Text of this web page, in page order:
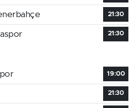
21:30
21:30
19:00
21:30